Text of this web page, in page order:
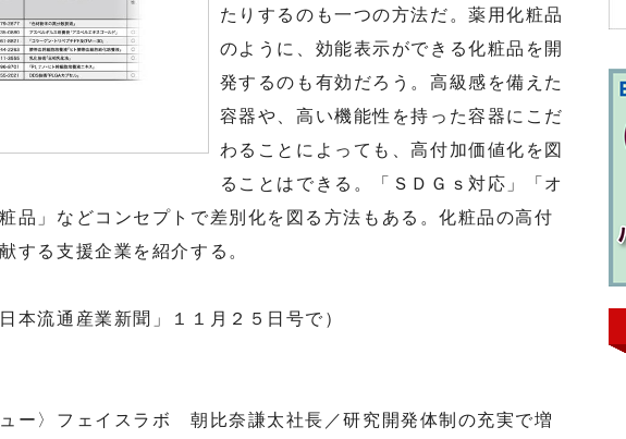
たりするのも一つの方法だ。薬用化粧品
のように、効能表示ができる化粧品を開
発するのも有効だろう。高級感を備えた
容器や、高い機能性を持った容器にこだ
わることによっても、高付加価値化を図
ることはできる。「ＳＤＧｓ対応」「オ
品」などコンセプトで差別化を図る方法もある。化粧品の高付
する支援企業を紹介する。
本流通産業新聞」１１月２５日号で）
ュー〉フェイスラボ 朝比奈謙太社長／研究開発体制の充実で増